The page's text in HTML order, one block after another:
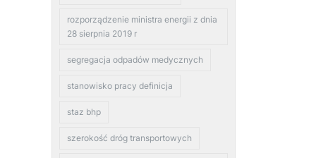
rozporządzenie ministra energii z dnia
28 sierpnia 2019 r
segregacja odpadów medycznych
stanowisko pracy definicja
staz bhp
szerokość dróg transportowych